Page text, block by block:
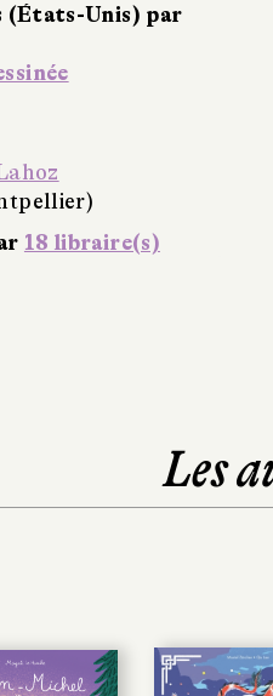
(États-Unis) par
18 libraire(s)
Les